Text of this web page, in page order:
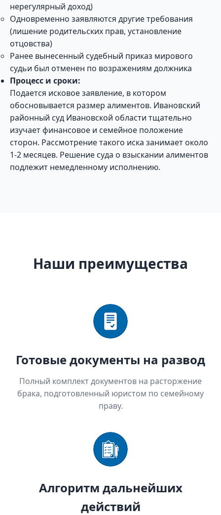
нерегулярный доход)
Одновременно заявляются другие требования
(лишение родительских прав, установление
отцовства)
Ранее вынесенный судебный приказ мирового
судьи был отменен по возражениям должника
Процесс и сроки:
Подается исковое заявление, в котором
обосновывается размер алиментов. Ивановский
районный суд Ивановской области тщательно
изучает финансовое и семейное положение
сторон. Рассмотрение такого иска занимает около
1-2 месяцев. Решение суда о взыскании алиментов
подлежит немедленному исполнению.
Наши преимущества
Готовые документы на развод
Полный комплект документов на расторжение
брака, подготовленный юристом по семейному
праву.
Алгоритм дальнейших
действий